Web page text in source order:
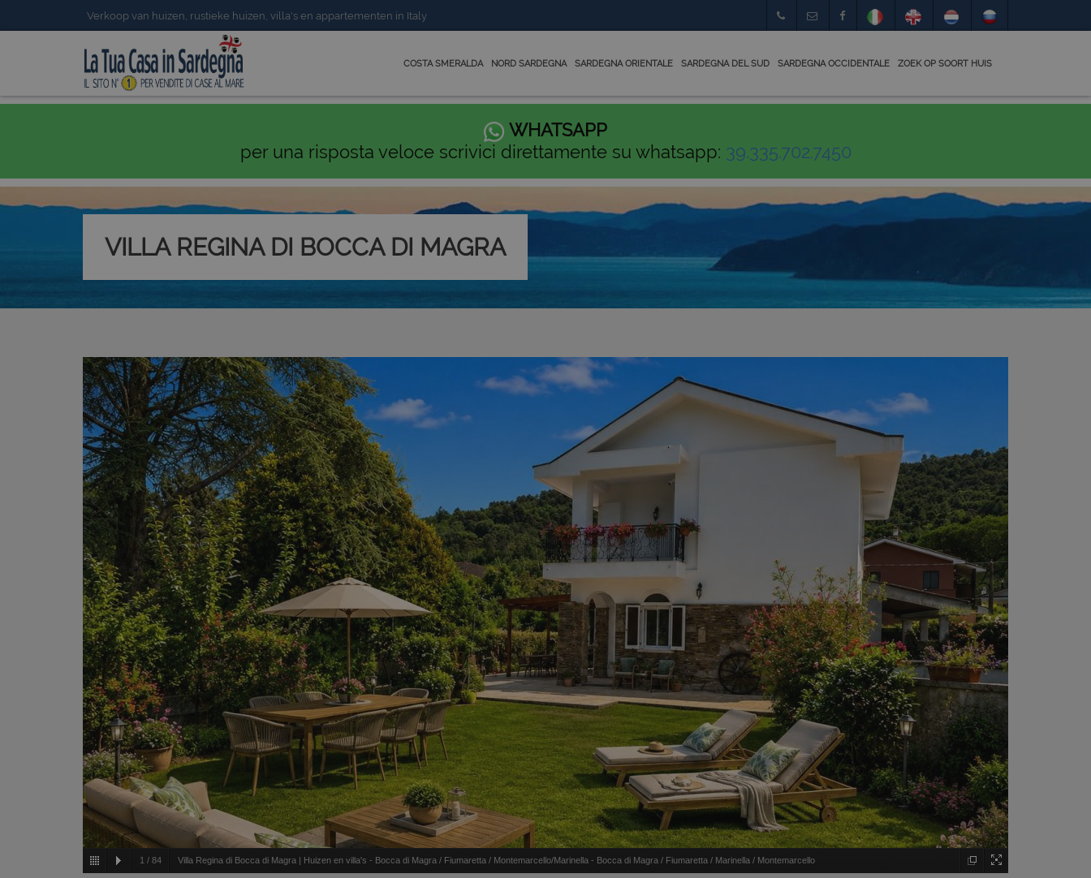
Verkoop van huizen, rustieke huizen, villa's en appartementen in Italy
COSTA SMERALDA NORD SARDEGNA SARDEGNA ORIENTALE SARDEGNA DEL SUD SARDEGNA OCCIDENTALE ZOEK OP SOORT HUIS
WHATSAPP
per una risposta veloce scrivici direttamente su whatsapp: 39.335.702.7450
VILLA REGINA DI BOCCA DI MAGRA
1 / 84 Villa Regina di Bocca di Magra | Huizen en villa's - Bocca di Magra / Fiumaretta / Montemarcello/Marinella - Bocca di Magra / Fiumaretta / Marinella / Montemarcello